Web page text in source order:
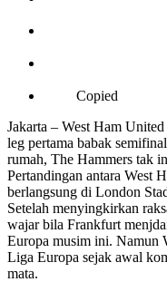
Copied
Jakarta – West Ham
leg pertama babak
rumah, The Hammers tak
Pertandingan antara West
berlangsung di London
Setelah menyingkirkan
wajar bila Frankfurt
Europa musim ini. Namun
Liga Europa sejak awal
mata.